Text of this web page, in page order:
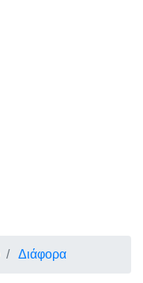
Διάφορα